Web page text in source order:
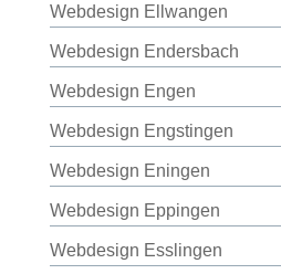
Webdesign Ellwangen
Webdesign Endersbach
Webdesign Engen
Webdesign Engstingen
Webdesign Eningen
Webdesign Eppingen
Webdesign Esslingen